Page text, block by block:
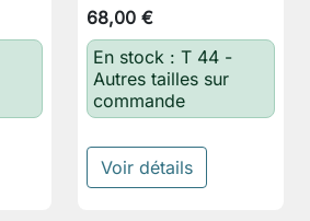
68,00 €
En stock : T 44 -
Autres tailles sur
commande
Voir détails